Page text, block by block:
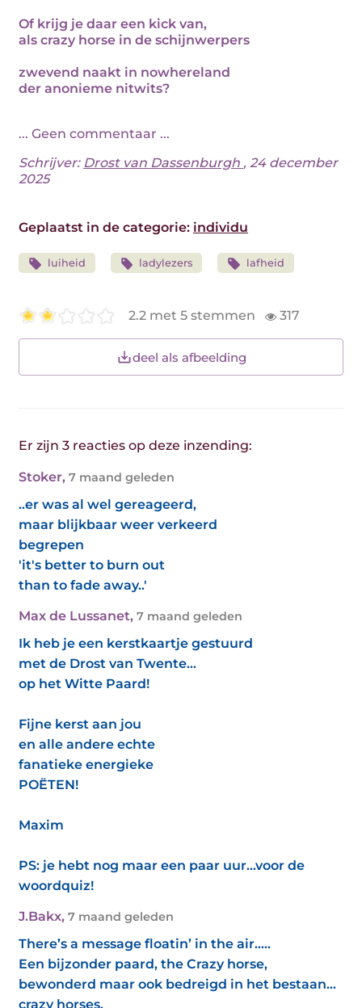
Of krijg je daar een kick van,
als crazy horse in de schijnwerpers
zwevend naakt in nowhereland
der anonieme nitwits?
... Geen commentaar ...
Schrijver: Drost van Dassenburgh , 24 december
2025
Geplaatst in de categorie: individu
luiheid ladylezers lafheid
2.2 met 5 stemmen 317
deel als afbeelding
Er zijn 3 reacties op deze inzending:
Stoker, 7 maand geleden
..er was al wel gereageerd,
maar blijkbaar weer verkeerd
begrepen
'it's better to burn out
than to fade away..'
Max de Lussanet, 7 maand geleden
Ik heb je een kerstkaartje gestuurd
met de Drost van Twente...
op het Witte Paard!
Fijne kerst aan jou
en alle andere echte
fanatieke energieke
POËTEN!
Maxim
PS: je hebt nog maar een paar uur...voor de
woordquiz!
J.Bakx, 7 maand geleden
There’s a message floatin’ in the air…..
Een bijzonder paard, the Crazy horse,
bewonderd maar ook bedreigd in het bestaan…
crazy horses,